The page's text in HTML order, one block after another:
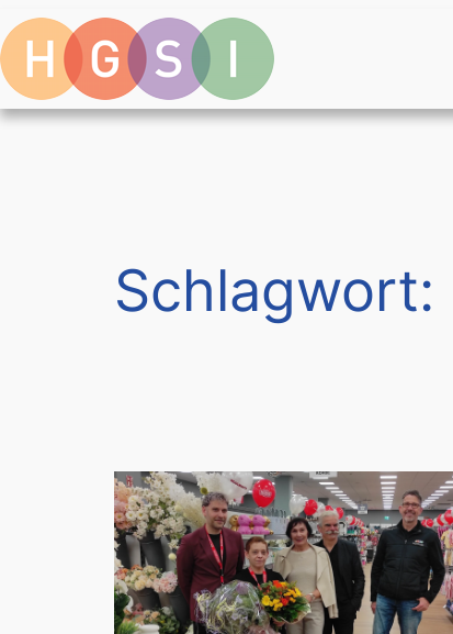
Zum
Inhalt
springen
Schlagwort: